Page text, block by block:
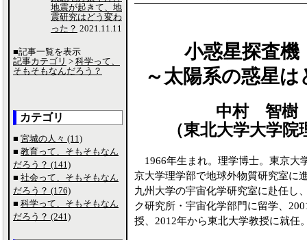
小惑星探査
～太陽系の惑星
中村 智樹
（東北大学大学
1966年生まれ。理学博士。東京大
京大学理学部で地球外物質研究室に
九州大学の宇宙化学研究室に赴任し
ク研究所・宇宙化学部門に留学、
授、2012年から東北大学教授に就任
地震が起きて、地
震研究はどう変わ
った？ 2021.11.11
■記事一覧を表示
記事カテゴリ > 科学って、
そもそもなんだろう？
カテゴリ
■ 宮城の人々 (11)
■ 教育って、そもそもなん
だろう？ (141)
■ 社会って、そもそもなん
だろう？ (176)
■ 科学って、そもそもなん
だろう？ (241)